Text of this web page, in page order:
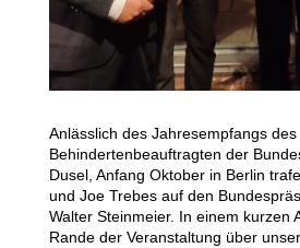
Anlässlich des Jahresempfangs des
Behindertenbeauftragten der
Dusel, Anfang Oktober in Berlin
und Joe Trebes auf den
Walter Steinmeier. In einem kurzen
Rande der Veranstaltung über